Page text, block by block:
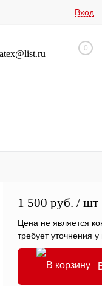
Вход
0
1 500 руб. / шт
Цена не является
требует уточнения